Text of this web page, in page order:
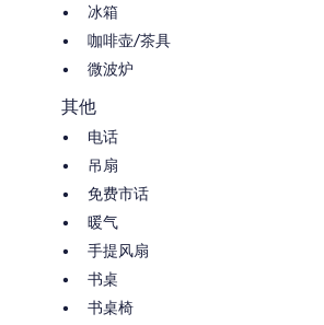
冰箱
咖啡壶/茶具
微波炉
其他
电话
吊扇
免费市话
暖气
手提风扇
书桌
书桌椅